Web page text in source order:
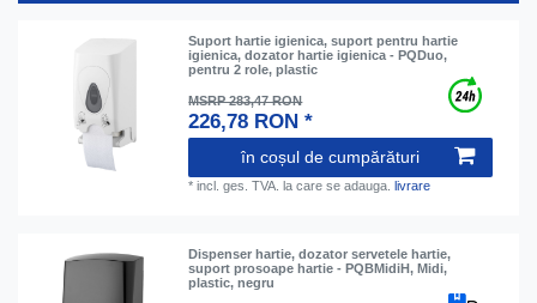
Suport hartie igienica, suport pentru hartie
igienica, dozator hartie igienica - PQDuo,
pentru 2 role, plastic
MSRP 283,47 RON
226,78 RON *
în coșul de cumpărături
*incl. ges. TVA. la care se adauga.livrare
Dispenser hartie, dozator servetele hartie,
suport prosoape hartie - PQBMidiH, Midi,
plastic, negru